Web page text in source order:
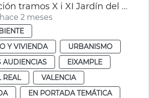
Rehabilitación tramos X i XI Jardín del Turia València
2 meses
Y VIVIENDA
URBANISMO
AUDIENCIAS
EIXAMPLE
REAL
VALENCIA
EN PORTADA TEMÁTICA